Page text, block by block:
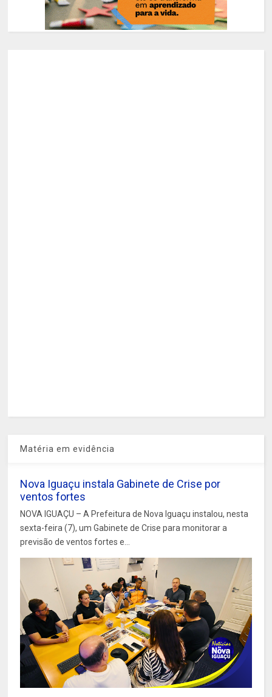
Matéria em evidência
Nova Iguaçu instala Gabinete de Crise por
ventos fortes
NOVA IGUAÇU – A Prefeitura de Nova Iguaçu instalou, nesta
sexta-feira (7), um Gabinete de Crise para monitorar a
previsão de ventos fortes e...